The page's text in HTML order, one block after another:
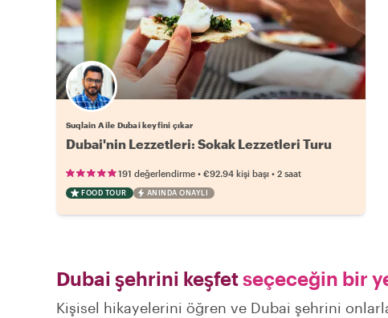
Suqlain A ile Dubai keyfini çıkar
Dubai'nin Lezzetleri: Sokak Lezzetleri Turu
191 değerlendirme • €92.94 kişi başı • 2 saat
FOOD TOUR ANINDA ONAYLI
Dubai şehrini keşfetseçeceğin bir
Kişisel hikayelerini öğren ve Dubai şehrini